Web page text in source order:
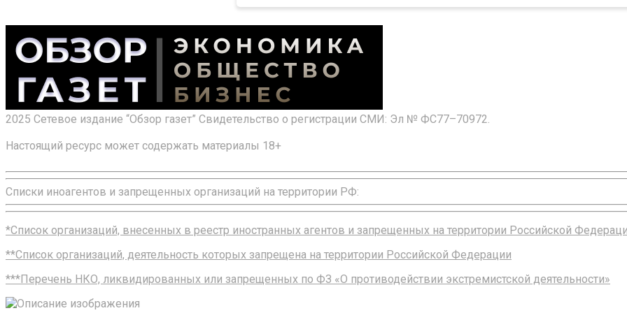
2025 Сетевое издание “Обзор газет” Свидетельство о регистрации СМИ: Эл № ФС77–70972.
Настоящий ресурс может содержать материалы 18+
Списки иноагентов и запрещенных организаций на территории РФ:
*Список организаций, внесенных в реестр иностранных агентов и запрещенных на территории Российской
**Список организаций, деятельность которых запрещена на территории Российской Федерации
***Перечень НКО, ликвидированных или запрещенных по ФЗ «О противодействии экстремистской деятельности»